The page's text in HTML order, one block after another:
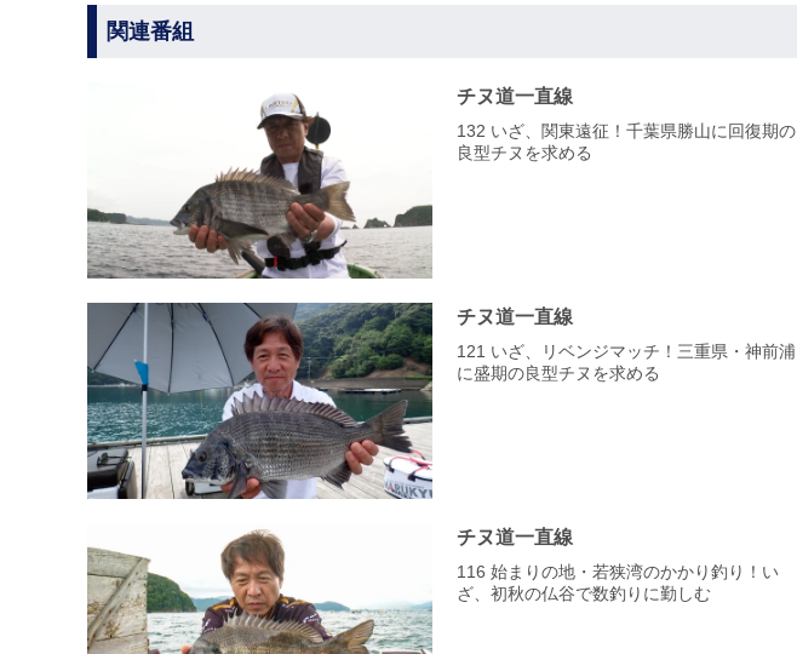
関連番組
チヌ道一直線
132 いざ、関東遠征！千葉県勝山に回復期の
良型チヌを求める
チヌ道一直線
121 いざ、リベンジマッチ！三重県・神前浦
に盛期の良型チヌを求める
チヌ道一直線
116 始まりの地・若狭湾のかかり釣り！い
ざ、初秋の仏谷で数釣りに勤しむ